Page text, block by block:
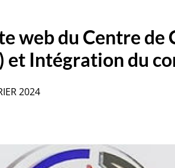
web du Centre
et Intégration du
2024